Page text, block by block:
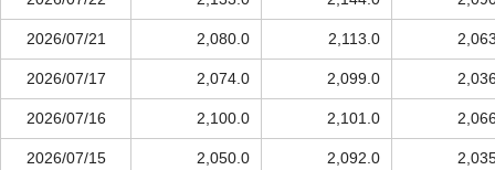
2026/07/21 2,080.0 2,113.0
2026/07/17 2,074.0 2,099.0
2026/07/16 2,100.0 2,101.0
2026/07/15 2,050.0 2,092.0